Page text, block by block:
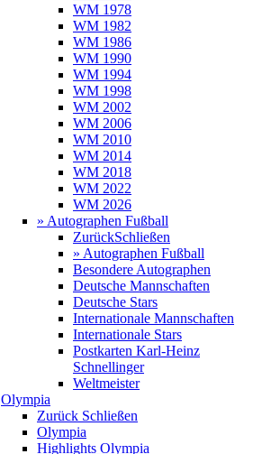
WM 1978
WM 1982
WM 1986
WM 1990
WM 1994
WM 1998
WM 2002
WM 2006
WM 2010
WM 2014
WM 2018
WM 2022
WM 2026
» Autographen Fußball
ZurückSchließen
» Autographen Fußball
Besondere Autographen
Deutsche Mannschaften
Deutsche Stars
Internationale Mannschaften
Internationale Stars
Postkarten Karl-Heinz
Schnellinger
Weltmeister
Olympia
Zurück Schließen
Olympia
Highlights Olympia